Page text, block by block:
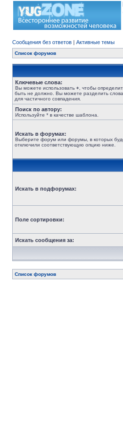
Сообщения без ответов | Активные темы
Список форумов
Ключевые слова:
Вы можете использовать + , чтобы
быть не должно. Вы можете разделить
для частичного совпадения.
Поиск по автору:
Используйте * в качестве шаблона.
Искать в форумах:
Выберите форум или форумы, в которых
отключили соответствующую опцию ниже.
Искать в подфорумах:
Поле сортировки:
Искать сообщения за:
Список форумов